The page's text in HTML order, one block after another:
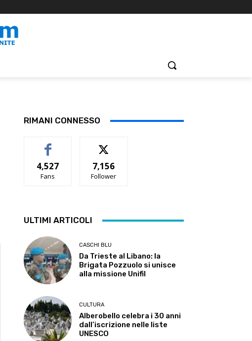
RIMANI CONNESSO
4,527
Fans
7,156
Follower
ULTIMI ARTICOLI
CASCHI BLU
Da Trieste al Libano: la
Brigata Pozzuolo si unisce
alla missione Unifil
CULTURA
Alberobello celebra i 30 anni
dall’iscrizione nelle liste
UNESCO